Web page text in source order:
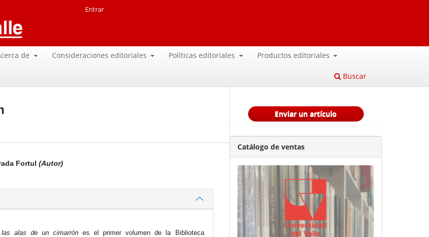
de Consideraciones editoriales Políticas editoriales Productos editoriales
Buscar
Entrar
Fortul (Autor)
alas de un cimarrónes el primer volumen de la Biblioteca
Enviar un artículo
Catálogo de ventas